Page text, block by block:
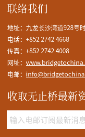
联络我们
地址：九龙长沙湾道928号
电话：+852 2742 4668
传真：+852 2742 4008
网址：
电邮：
收取无止桥最新